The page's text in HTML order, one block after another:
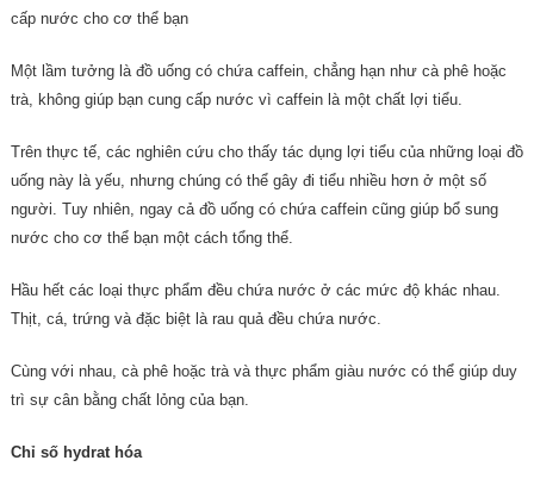
cấp nước cho cơ thể bạn
Một lầm tưởng là đồ uống có chứa caffein, chẳng hạn như cà phê hoặc
trà, không giúp bạn cung cấp nước vì caffein là một chất lợi tiểu.
Trên thực tế, các nghiên cứu cho thấy tác dụng lợi tiểu của những loại đồ
uống này là yếu, nhưng chúng có thể gây đi tiểu nhiều hơn ở một số
người. Tuy nhiên, ngay cả đồ uống có chứa caffein cũng giúp bổ sung
nước cho cơ thể bạn một cách tổng thể.
Hầu hết các loại thực phẩm đều chứa nước ở các mức độ khác nhau.
Thịt, cá, trứng và đặc biệt là rau quả đều chứa nước.
Cùng với nhau, cà phê hoặc trà và thực phẩm giàu nước có thể giúp duy
trì sự cân bằng chất lỏng của bạn.
Chỉ số hydrat hóa